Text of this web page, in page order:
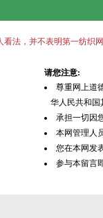
看法，并不表明第一纺织
请您注意:
尊重网上道
华人民共和国
承担一切因
本网管理人
您在本网发
参与本留言